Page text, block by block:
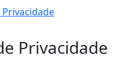
Privacidade